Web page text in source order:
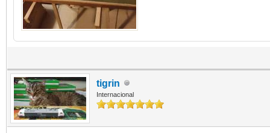
tigrin
Internacional